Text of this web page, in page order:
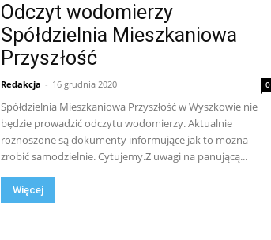
Odczyt wodomierzy
Spółdzielnia Mieszkaniowa
Przyszłość
Redakcja - 16 grudnia 2020 0
Spółdzielnia Mieszkaniowa Przyszłość w Wyszkowie nie
będzie prowadzić odczytu wodomierzy. Aktualnie
roznoszone są dokumenty informujące jak to można
zrobić samodzielnie. Cytujemy.Z uwagi na panującą...
Więcej